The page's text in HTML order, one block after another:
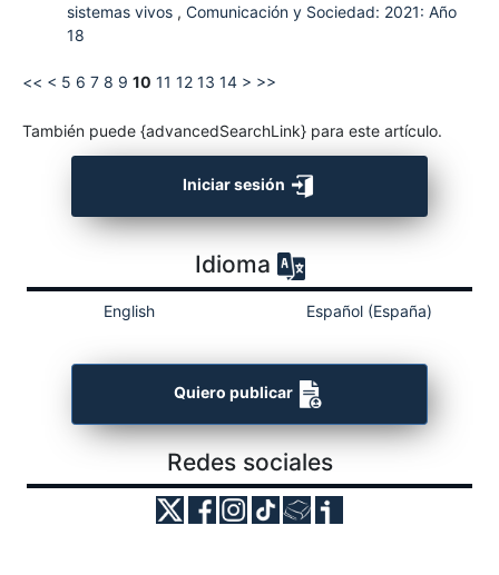
sistemas vivos , Comunicación y Sociedad: 2021: Año
18
<< < 5 6 7 8 9 10 11 12 13 14 > >>
También puede {advancedSearchLink} para este artículo.
Iniciar sesión
Idioma
English Español (España)
Quiero publicar
Redes sociales